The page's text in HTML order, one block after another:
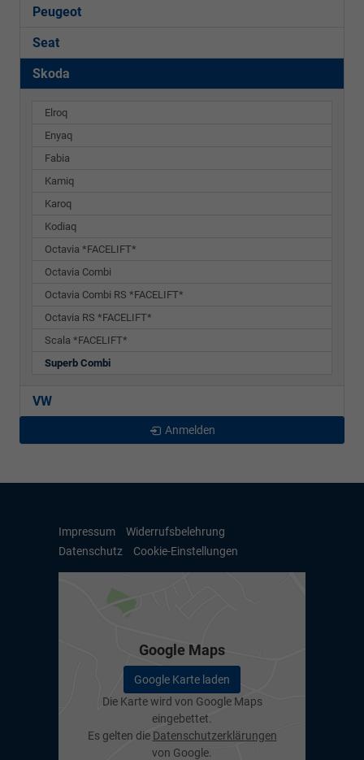
Peugeot
Seat
Skoda
Elroq
Enyaq
Fabia
Kamiq
Karoq
Kodiaq
Octavia *FACELIFT*
Octavia Combi
Octavia Combi RS *FACELIFT*
Octavia RS *FACELIFT*
Scala *FACELIFT*
Superb Combi
VW
Anmelden
Impressum
Widerrufsbelehrung
Datenschutz
Cookie-Einstellungen
Google Maps
Google Karte laden
Die Karte wird von Google Maps
eingebettet.
Es gelten die Datenschutzerklärungen
von Google.